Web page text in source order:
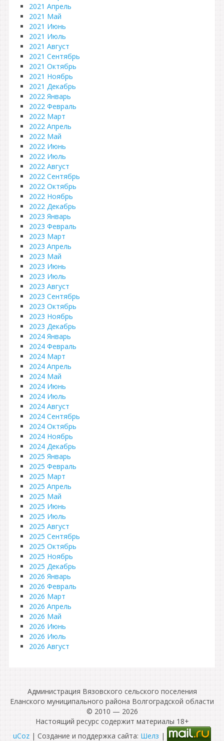
2021 Апрель
2021 Май
2021 Июнь
2021 Июль
2021 Август
2021 Сентябрь
2021 Октябрь
2021 Ноябрь
2021 Декабрь
2022 Январь
2022 Февраль
2022 Март
2022 Апрель
2022 Май
2022 Июнь
2022 Июль
2022 Август
2022 Сентябрь
2022 Октябрь
2022 Ноябрь
2022 Декабрь
2023 Январь
2023 Февраль
2023 Март
2023 Апрель
2023 Май
2023 Июнь
2023 Июль
2023 Август
2023 Сентябрь
2023 Октябрь
2023 Ноябрь
2023 Декабрь
2024 Январь
2024 Февраль
2024 Март
2024 Апрель
2024 Май
2024 Июнь
2024 Июль
2024 Август
2024 Сентябрь
2024 Октябрь
2024 Ноябрь
2024 Декабрь
2025 Январь
2025 Февраль
2025 Март
2025 Апрель
2025 Май
2025 Июнь
2025 Июль
2025 Август
2025 Сентябрь
2025 Октябрь
2025 Ноябрь
2025 Декабрь
2026 Январь
2026 Февраль
2026 Март
2026 Апрель
2026 Май
2026 Июнь
2026 Июль
2026 Август
Администрация Вязовского сельского поселения
Еланского муниципального района Волгоградской области
© 2010 — 2026
Настоящий ресурс содержит материалы 18+
uCoz | Создание и поддержка сайта: Шелз |